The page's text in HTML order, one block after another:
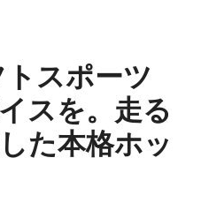
スポーツ
スを。走る
た本格ホッ